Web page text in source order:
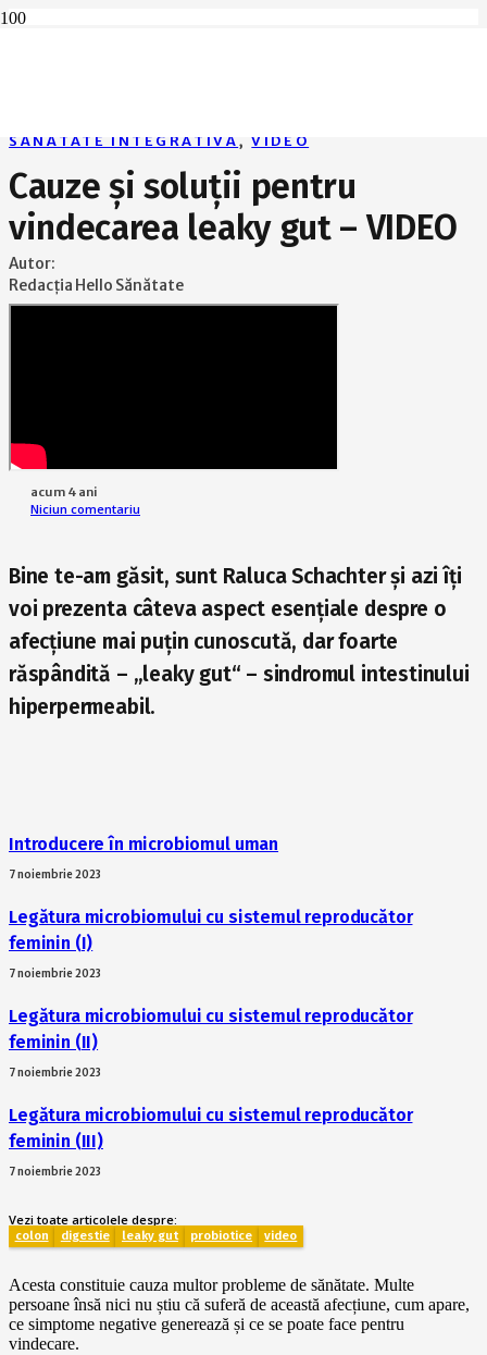
SĂNĂTATE INTEGRATIVĂ,VIDEO
Cauze și soluții pentru
vindecarea leaky gut – VIDEO
Autor:
Redacția Hello Sănătate
acum 4 ani
Niciun comentariu
Bine te-am găsit, sunt Raluca Schachter și azi îți
voi prezenta câteva aspect esențiale despre o
afecțiune mai puțin cunoscută, dar foarte
răspândită – „leaky gut“ – sindromul intestinului
hiperpermeabil.
Introducere în microbiomul uman
7 noiembrie 2023
Legătura microbiomului cu sistemul reproducător
feminin (I)
7 noiembrie 2023
Legătura microbiomului cu sistemul reproducător
feminin (II)
7 noiembrie 2023
Legătura microbiomului cu sistemul reproducător
feminin (III)
7 noiembrie 2023
Vezi toate articolele despre:
colon digestie leaky gut probiotice video
Acesta constituie cauza multor probleme de sănătate. Multe
persoane însă nici nu știu că suferă de această afecțiune, cum apare,
ce simptome negative generează și ce se poate face pentru
vindecare.